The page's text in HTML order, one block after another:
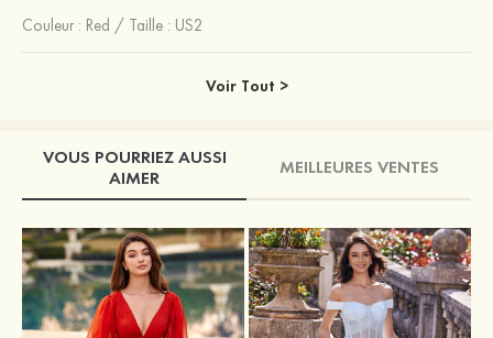
Couleur : Red / Taille : US2
Voir Tout >
VOUS POURRIEZ AUSSI
AIMER
MEILLEURES VENTES